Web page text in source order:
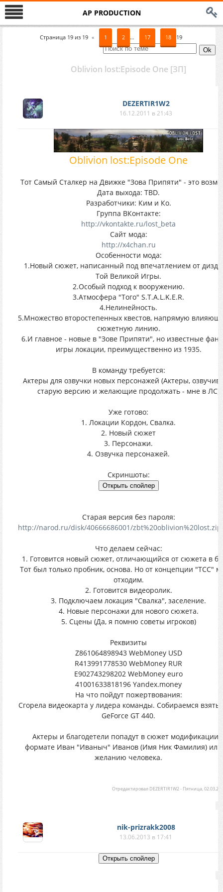
AP PRODUCTION
Страница 19из 19 « 1 2 … 17 18 19
Oblivion lost:Episode One [ЗП]
DEZERTIR1W2
16.12.2011 в 21:43
Oblivion lost:Episode One
Тот Самый Сталкер на Движке "Зова Припяти" - это
Дата выхода: TBD.
Разработчики: Ким и Ко.
Группа ВКонтакте:
http://vkontakte.ru/lost_beta
Сайт мода:
http://x4chan.ru
Особенности мода:
1.Новый сюжет, написанный под впечатлением от
Той Великой Игры.
2.Особый подход к вооружению.
3.Атмосфера "Того" S.T.A.L.K.E.R.
4.Нелинейность.
5.Множество второстепенных квестов, напрямую
сюжетную линию.
6.И главное - новые в "Зове Припяти", но известные
игры локации, преимущественно из 1935.
В команду требуется:
Актеры для озвучки новых персонажей (Актеры,
старую версию и желающие продолжать - мне в ЛС)
Уже готово:
1. Локации Кордон, Свалка.
2. Новый сюжет
3. Персонажи.
4. Озвучка персонажей.
Скриншоты:
Старая версия без пароля:
http://narod.ru/disk/40666686001/
Что делаем сейчас:
1. Готовится новый сюжет, отличающийся от сюжета в
Тот был только пробник, основа. Но от концепции "ТСС"
отходим.
2. Готовится видеоролик.
3. Подключаем локация "Свалка", заселение.
4. Новые персонажи для нового сюжета.
5. Сцены (Да, я помню советы игроков)
Реквизиты
Z861064898943 WebMoney USD
R413991778530 WebMoney RUR
E902743298202 WebMoney euro
41001633818196 Yandex.money
На что пойдут пожертвования:
Сгорела видеокарта у лидера команды. Собираемся взять
GeForce GT 440.
Актеры и благодетели попадут в сюжет модификации
формате Иван "Иваныч" Иванов (Имя Ник Фамилия) или
желанию человека.
Отредактировал DEZERTIR1W2- Пятница,
nik-prizrakk2008
13.06.2013 в 17:41